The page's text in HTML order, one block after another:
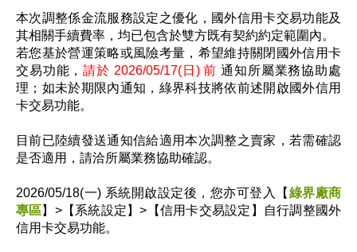
本次調整係金流服務設定之優化，國外信用卡交易功能及
其相關手續費率，均已包含於雙方既有契約約定範圍內。
若您基於營運策略或風險考量，希望維持關閉國外信用卡
交易功能，請於 2026/05/17(日) 前 通知所屬業務協助處
理；如未於期限內通知，綠界科技將依前述開啟國外信用
卡交易功能。
目前已陸續發送通知信給適用本次調整之賣家，若需確認
是否適用，請洽所屬業務協助確認。
2026/05/18(一) 系統開啟設定後，您亦可登入【 綠界廠商
專區】>【系統設定】>【信用卡交易設定】自行調整國外
信用卡交易功能。